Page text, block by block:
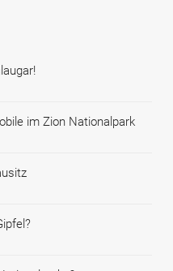
im Zion Nationalpark